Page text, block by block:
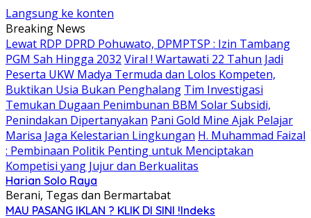
Langsung ke konten
Breaking News
Lewat RDP DPRD Pohuwato, DPMPTSP : Izin Tambang
PGM Sah Hingga 2032 Viral ! Wartawati 22 Tahun Jadi
Peserta UKW Madya Termuda dan Lolos Kompeten,
Buktikan Usia Bukan Penghalang Tim Investigasi
Temukan Dugaan Penimbunan BBM Solar Subsidi,
Penindakan Dipertanyakan Pani Gold Mine Ajak Pelajar
Marisa Jaga Kelestarian Lingkungan H. Muhammad Faizal
: Pembinaan Politik Penting untuk Menciptakan
Kompetisi yang Jujur dan Berkualitas
Harian Solo Raya
Berani, Tegas dan Bermartabat
MAU PASANG IKLAN ? KLIK DI SINI !Indeks